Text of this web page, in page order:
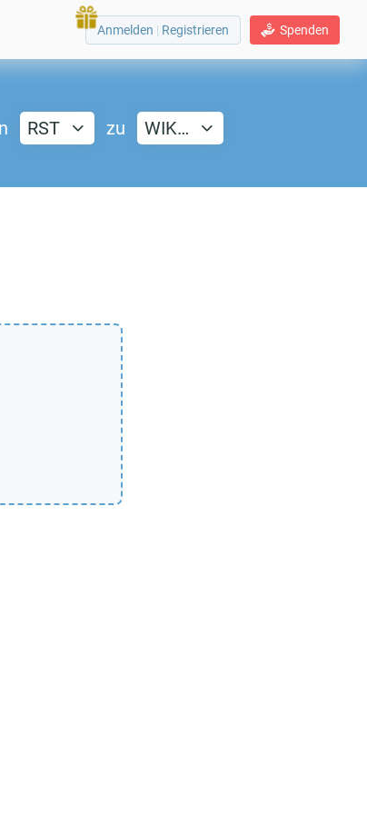
Spenden
Anmelden | Registrieren
RST zu WIK…